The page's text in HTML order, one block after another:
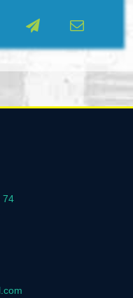
74